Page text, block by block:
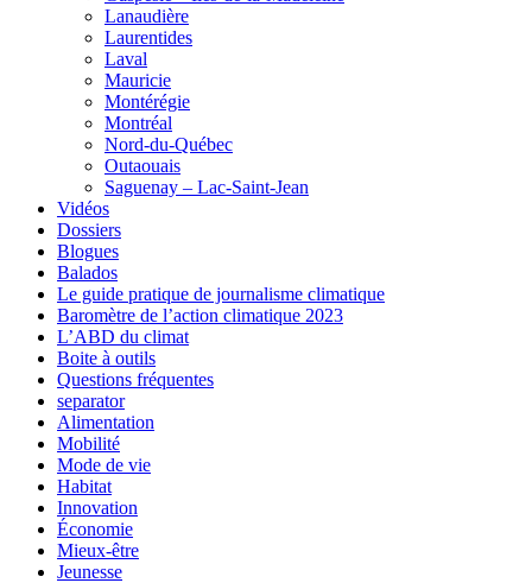
Lanaudière
Laurentides
Laval
Mauricie
Montérégie
Montréal
Nord-du-Québec
Outaouais
Saguenay – Lac-Saint-Jean
Vidéos
Dossiers
Blogues
Balados
Le guide pratique de journalisme climatique
Baromètre de l’action climatique 2023
L’ABD du climat
Boite à outils
Questions fréquentes
separator
Alimentation
Mobilité
Mode de vie
Habitat
Innovation
Économie
Mieux-être
Jeunesse